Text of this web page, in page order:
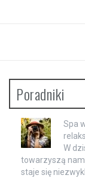
Poradniki
Spa
W
towarzyszą
staje się